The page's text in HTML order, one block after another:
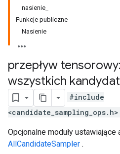
nasienie_
Funkcje publiczne
Nasienie
przepływ tensorowy
wszystkich
#include
<candidate_sampling_ops.h>
Opcjonalne moduły ustawiające
AllCandidateSampler .